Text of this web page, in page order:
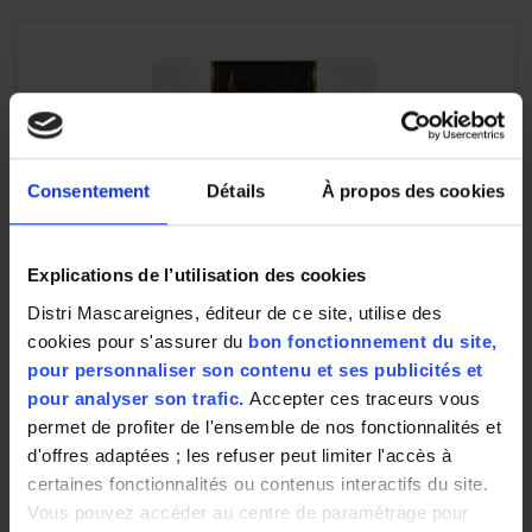
Consentement Détails À propos des cookies
Explications de l’utilisation des cookies
Distri Mascareignes, éditeur de ce site, utilise des
cookies pour s'assurer du bon fonctionnement du site,
pour personnaliser son contenu et ses publicités et
pour analyser son trafic. Accepter ces traceurs vous
permet de profiter de l'ensemble de nos fonctionnalités et
d'offres adaptées ; les refuser peut limiter l'accès à
certaines fonctionnalités ou contenus interactifs du site.
Vous pouvez accéder au centre de paramétrage pour